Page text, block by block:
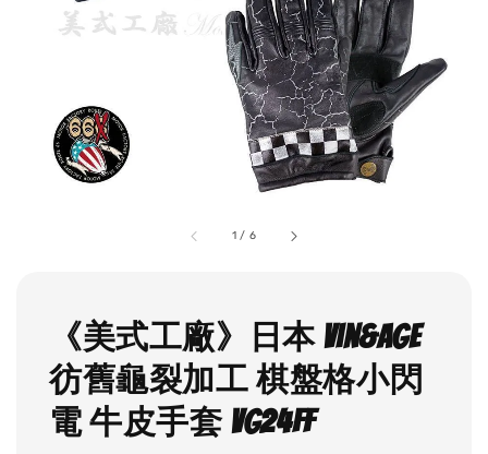
1 / 6
《美式工廠》日本 vin&age
彷舊龜裂加工 棋盤格小閃
電 牛皮手套 VG24FF